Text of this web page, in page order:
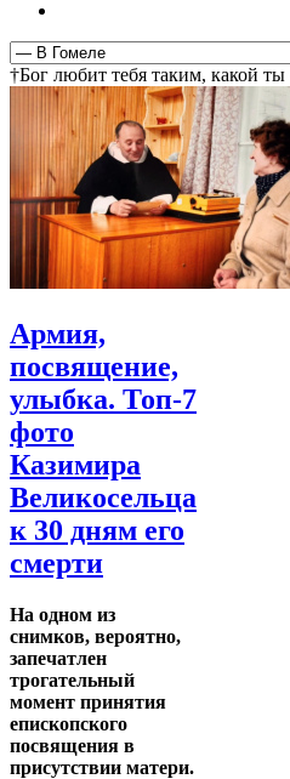
†Бог любит тебя таким, какой
пошел на крест за твои грехи
прямой путь к спасению - не
тебя! †Христос воскрес!
привлекательным, поэтому он
туда
Армия,
посвящение,
улыбка. Топ-7
фото
Казимира
Великосельца
к 30 дням его
смерти
На одном из
снимков, вероятно,
запечатлен
трогательный
момент принятия
епископского
посвящения в
присутствии матери.